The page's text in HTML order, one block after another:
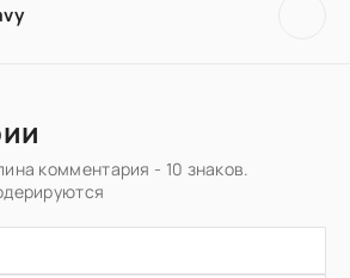
комментария - 10 знаков.